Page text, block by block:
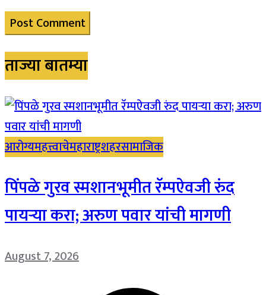
ताज्या बातम्या
आरोग्यमहत्त्वाचेमहाराष्ट्रशहरसामाजिक
पिंपळे गुरव स्मशानभूमीत रॅम्पऐवजी रुंद
पायऱ्या करा; अरुण पवार यांची मागणी
August 7, 2026